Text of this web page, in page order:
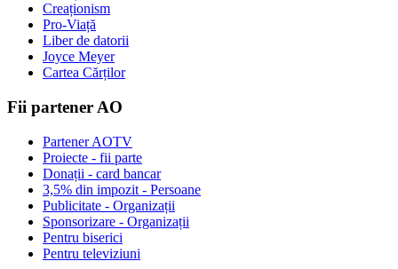
Creaționism
Pro-Viață
Liber de datorii
Joyce Meyer
Cartea Cărților
Fii partener AO
Partener AOTV
Proiecte - fii parte
Donații - card bancar
3,5% din impozit - Persoane
Publicitate - Organizații
Sponsorizare - Organizații
Pentru biserici
Pentru televiziuni